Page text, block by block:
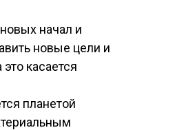
начал и
новые цели и
касается
планетой